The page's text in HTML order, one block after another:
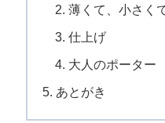
薄くて、小さく
仕上げ
大人のポーター
あとがき